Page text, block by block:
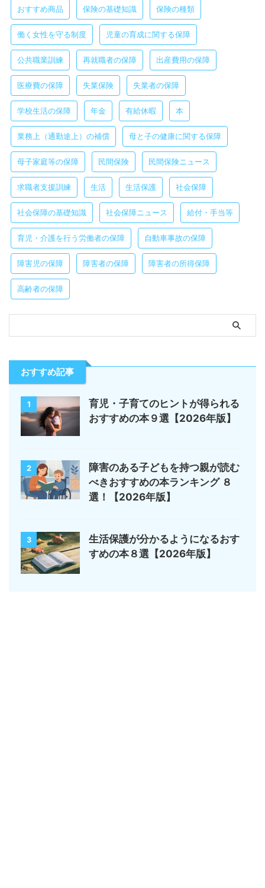
おすすめ商品 保険の基礎知識 保険の種類
働く女性を守る制度 児童の育成に関する保障
公共職業訓練 再就職者の保障 出産費用の保障
医療費の保障 失業保険 失業者の保障
学校生活の保障 年金 有給休暇 本
業務上（通勤途上）の補償 母と子の健康に関する保障
母子家庭等の保障 民間保険 民間保険ニュース
求職者支援訓練 生活 生活保護 社会保障
社会保障の基礎知識 社会保障ニュース 給付・手当等
育児・介護を行う労働者の保障 自動車事故の保障
障害児の保障 障害者の保障 障害者の所得保障
高齢者の保障
おすすめ記事
1
育児・子育てのヒントが得られる
おすすめの本９選【2026年版】
2
障害のある子どもを持つ親が読む
べきおすすめの本ランキング ８
選！【2026年版】
3
生活保護が分かるようになるおす
すめの本８選【2026年版】